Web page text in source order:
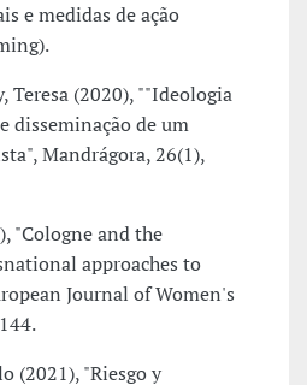
e medidas de ação
Teresa (2020), ""Ideologia
disseminação de um
Mandrágora, 26(1),
"Cologne and the
approaches to
Journal of Women's
(2021), "Riesgo y